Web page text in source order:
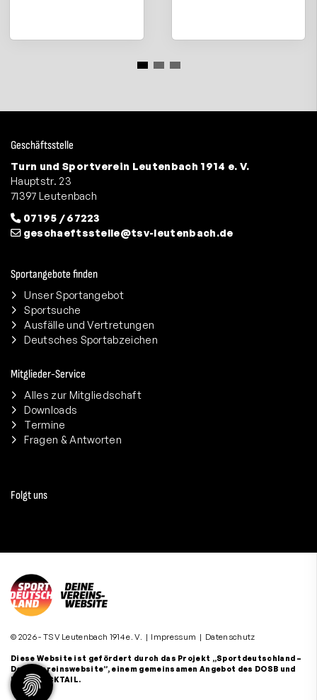
Geschäftsstelle
Turn und Sportverein Leutenbach 1914 e. V.
Hauptstr. 23
71397 Leutenbach
07195 / 67223
geschaeftsstelle@tsv-leutenbach.de
Sportangebote finden
Unser Sportangebot
Sportsuche
Ausfälle und Vertretungen
Deutsches Sportabzeichen
Mitglieder-Service
Alles zur Mitgliedschaft
Downloads
Termine
Fragen & Antworten
Folgt uns
© 2026 - TSV Leutenbach 1914 e. V. | Impressum | Datenschutz
Diese Website ist gefördert durch das Projekt „Sportdeutschland –
Deine Vereinswebsite”, einem gemeinsamen Angebot des DOSB und
NETZCOCKTAIL.